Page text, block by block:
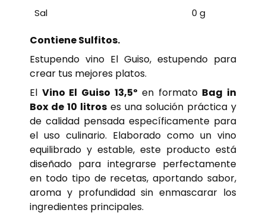
Sal 0 g
Contiene Sulfitos.
Estupendo vino El Guiso, estupendo para
crear tus mejores platos.
El Vino El Guiso 13,5º en formato Bag in
Box de 10 litros es una solución práctica y
de calidad pensada específicamente para
el uso culinario. Elaborado como un vino
equilibrado y estable, este producto está
diseñado para integrarse perfectamente
en todo tipo de recetas, aportando sabor,
aroma y profundidad sin enmascarar los
ingredientes principales.